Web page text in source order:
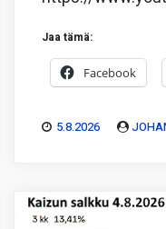
Jaa tämä:
Facebook
5.8.2026